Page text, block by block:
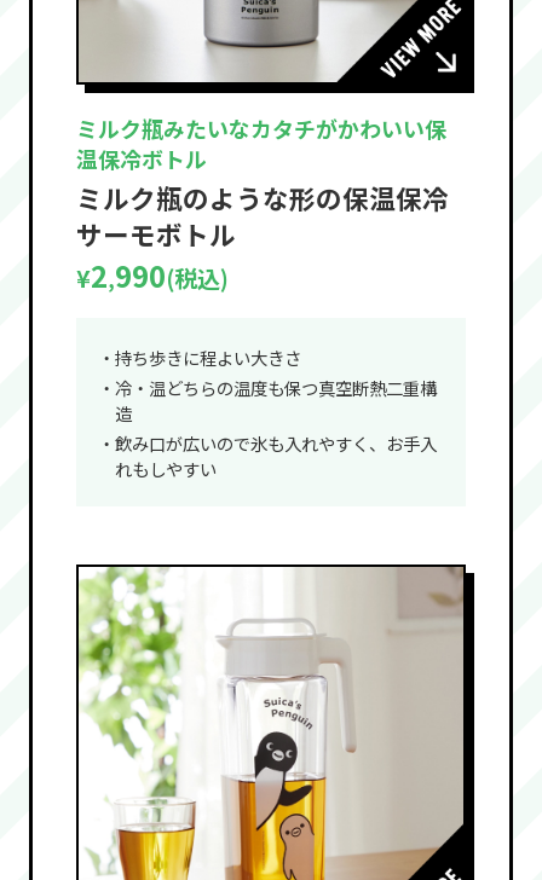
ミルク瓶みたいなカタチがかわいい保
温保冷ボトル
ミルク瓶のような形の保温保冷
サーモボトル
¥2,990(税込)
・持ち歩きに程よい大きさ
・冷・温どちらの温度も保つ真空断熱二重構
造
・飲み口が広いので氷も入れやすく、お手入
れもしやすい